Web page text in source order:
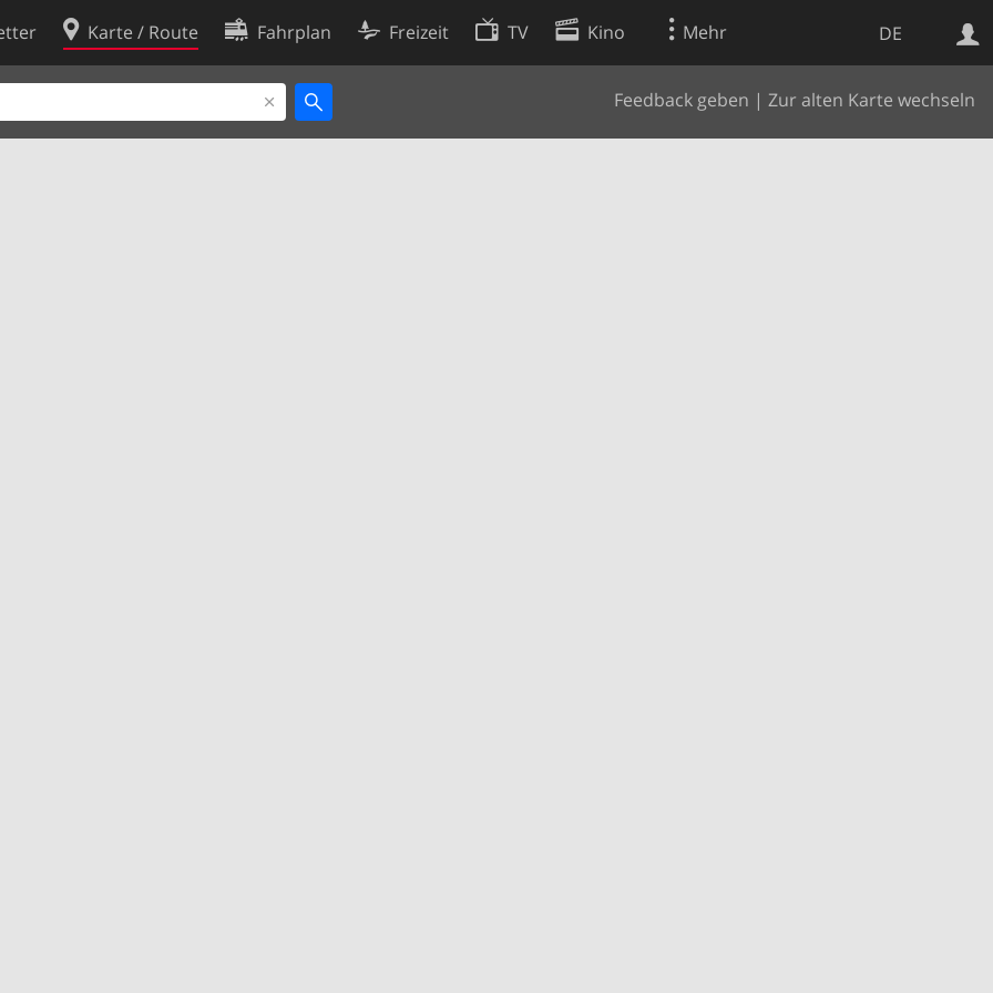
DE
Karte / Route Fahrplan Freizeit TV Kino Mehr
Feedback geben | Zur alten Karte wechseln
Websuche
Cookie-Richtlinie
Cookie-Einstellungen